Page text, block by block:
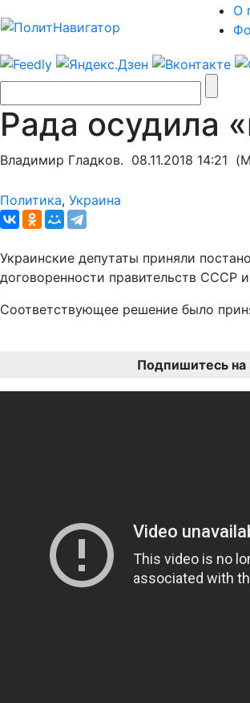
О
Рада осудила
Владимир Гладков. 08.11.2018 14:21
Политика, Украина
Украинские депутаты приняли
договоренности правительств СССР
Соответствующее решение было
Подпишитесь на